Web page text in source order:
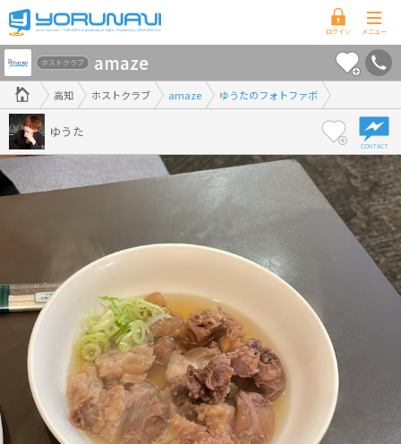
高
知
県
版
高知 ホストクラブ amaze ゆうたのフォトファボ
ホストクラブ amaze
ゆうた